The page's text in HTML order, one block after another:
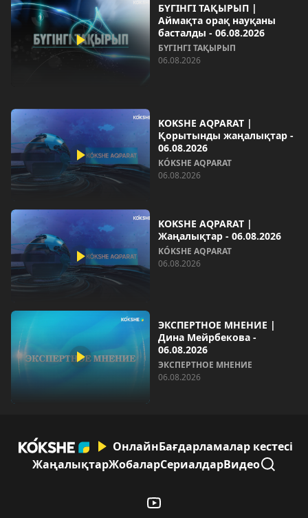
БҮГІНГІ ТАҚЫРЫП |
Аймақта орақ науқаны
басталды - 06.08.2026
БҮГІНГІ ТАҚЫРЫП
06.08.2026
KOKSHE AQPARAT |
Қорытынды жаңалықтар -
06.08.2026
KÓKSHE AQPARAT
06.08.2026
KOKSHE AQPARAT |
Жаңалықтар - 06.08.2026
KÓKSHE AQPARAT
06.08.2026
ЭКСПЕРТНОЕ МНЕНИЕ |
Дина Мейрбекова -
06.08.2026
ЭКСПЕРТНОЕ МНЕНИЕ
06.08.2026
ОнлайнБағдарламалар кестесі
ЖаңалықтарЖобаларСериалдарВидео